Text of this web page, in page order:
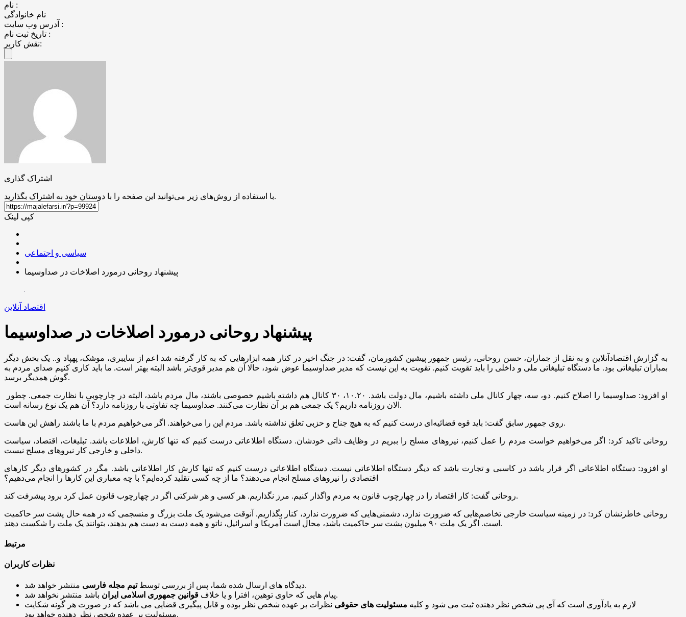
نام :
نام خانوادگی
آدرس وب سایت :
تاریخ ثبت نام :
نقش کاربر:
اشتراک گذاری
با استفاده از روش‌های زیر می‌توانید این صفحه را با دوستان خود به اشتراک بگذارید.
کپی لینک
سیاسی و اجتماعی
پیشنهاد روحانی درمورد اصلاخات در صداوسیما
اقتصاد آنلاین
پیشنهاد روحانی درمورد اصلاخات در صداوسیما
به گزارش اقتصادآنلاین و به نقل از جماران، حسن روحانی، رئیس جمهور پیشین کشورمان، گفت: در جنگ اخیر در کنار همه ابزار‌هایی که به کار گرفته شد اعم از سایبری، موشک، پهپاد و.. یک بخش دیگر
بمباران تبلیغاتی بود. ما دستگاه تبلیغاتی ملی و داخلی را باید تقویت کنیم. تقویت به این نیست که مدیر صداوسیما عوض شود، حالا آن هم مدیر قوی‌تر باشد البته بهتر است. ما باید کاری کنیم صدای مردم به
گوش همدیگر برسد.
الان روزنامه داریم؟ یک جمعی هم بر آن نظارت می‌کنند. صداوسیما چه تفاوتی با روزنامه دارد؟ آن هم یک نوع رسانه است.
روی جمهور سابق گفت: باید قوه قضائیه‌ای درست کنیم که به هیچ جناح و حزبی تعلق نداشته باشد. مردم این را می‌خواهند. اگر می‌خواهیم مردم با ما باشند راهش این هاست.
روحانی تاکید کرد: اگر می‌خواهیم خواست مردم را عمل کنیم، نیرو‌های مسلح را ببریم در وظایف ذاتی خودشان. دستگاه اطلاعاتی درست کنیم که تنها کارش، اطلاعات باشد. تبلیغات، اقتصاد، سیاست
داخلی و خارجی کار نیرو‌های مسلح نیست.
او افزود: دستگاه اطلاعاتی اگر قرار باشد در کاسبی و تجارت باشد که دیگر دستگاه اطلاعاتی نیست. دستگاه اطلاعاتی درست کنیم که تنها کارش کار اطلاعاتی باشد. مگر در کشور‌های دیگر کار‌های
اقتصادی را نیرو‌های مسلح انجام می‌دهند؟ ما از چه کسی تقلید کرده‌ایم؟ با چه معباری این کار‌ها را انجام می‌دهیم؟
روحانی گفت: کار اقتصاد را در چهارچوب قانون به مردم واگذار کنیم. مرز نگذاریم. هر کسی و هر شرکتی اگر در چهارچوب قانون عمل کرد برود پیشرفت کند.
روحانی خاطرنشان کرد: در زمینه سیاست خارجی تخاصم‌هایی که ضرورت ندارد، دشمنی‌هایی که ضرورت ندارد، کنار بگذاریم. آنوقت می‌شود یک ملت بزرگ و منسجمی که در همه حال پشت سر حاکمیت
است. اگر یک ملت ۹۰ میلیون پشت سر حاکمیت باشد، محال است آمریکا و اسرائیل، ناتو و همه دست به دست هم بدهند، بتوانند یک ملت را شکست دهند.
مرتبط
نظرات کاربران
دیدگاه های ارسال شده شما، پس از بررسی توسطتیم مجله فارسی
منتشر خواهد شد.
پیام هایی که حاوی توهین، افترا و یا خلاف قوانین جمهوری اسلامی ایران
باشد منتشر نخواهد شد.
لازم به یادآوری است که آی پی شخص نظر دهنده ثبت می شود و کلیه مسئولیت های حقوقی نظرات بر عهده شخص نظر بوده و قابل پیگیری قضایی می باشد که در صورت هر گونه شکایت
مسئولیت بر عهده شخص نظر دهنده خواهد بود.